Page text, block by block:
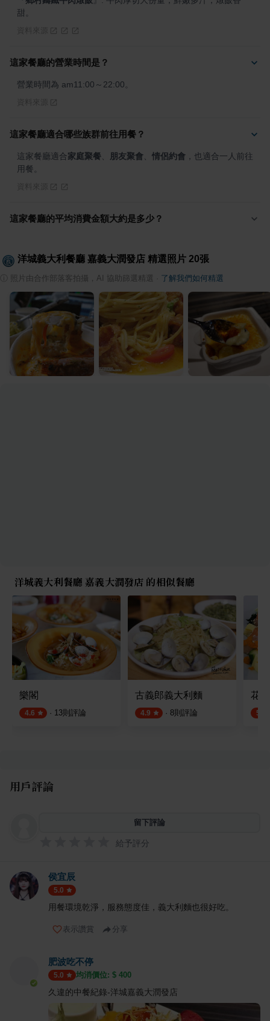
甜。
這家餐廳的營業時間是？
營業時間為 am11:00～22:00。
這家餐廳適合哪些族群前往用餐？
這家餐廳適合家庭聚餐 朋友聚會 情侶約會 ，也適合一人前往
用餐。
這家餐廳的平均消費金額大約是多少？
洋城義大利餐廳 嘉義大潤發店 精選照片 20張
照片由合作部落客拍攝，AI 協助篩選精選 了解我們如何精選
洋城義大利餐廳 嘉義大潤發店 的相似餐廳
樂閣
4.6 · 13則評論
古義郎義大利麵
4.9 · 8則評論
花
5.0
用戶評論
留下評論
給予評分
侯宜辰
5.0
用餐環境乾淨，服務態度佳，義大利麵也很好吃。
表示讚賞 分享
肥波吃不停
5.0 均消價位: $ 400
久違的中餐紀錄-洋城嘉義大潤發店